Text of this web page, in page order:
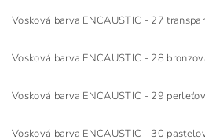
Vosková barva ENCAUSTIC - 27
Vosková barva ENCAUSTIC - 28
Vosková barva ENCAUSTIC - 29
Vosková barva ENCAUSTIC - 30